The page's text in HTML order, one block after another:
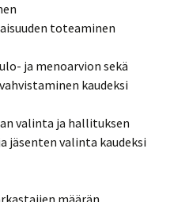
toteaminen
ja menoarvion sekä
kaudeksi
valinta ja hallituksen
jäsenten valinta kaudeksi